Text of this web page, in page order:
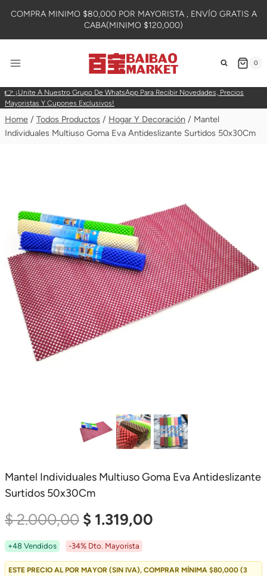
Content
COMPRA MINIMO $80,000 POR MAYORISTA , ENVÍO GRATIS A
CABA(MINIMO $120,000)
0
👉 ¡Unite A Nuestro Grupo De WhatsApp Para Recibir Novedades, Precios
Mayoristas Y Cupones Exclusivos!
Home / Todos Productos / Hogar Y Decoración / Mantel
Individuales Multiuso Goma Eva Antideslizante Surtidos 50x30Cm
Mantel Individuales Multiuso Goma Eva Antideslizante
Surtidos 50x30Cm
$2.000,00 El
Precio
Original
$ 1.319,00
Actual
+48 Vendidos -34% Dto. Mayorista
ESTE PRECIO AL POR MAYOR (SIN IVA), COMPRAR MÍNIMA $80,000 (3